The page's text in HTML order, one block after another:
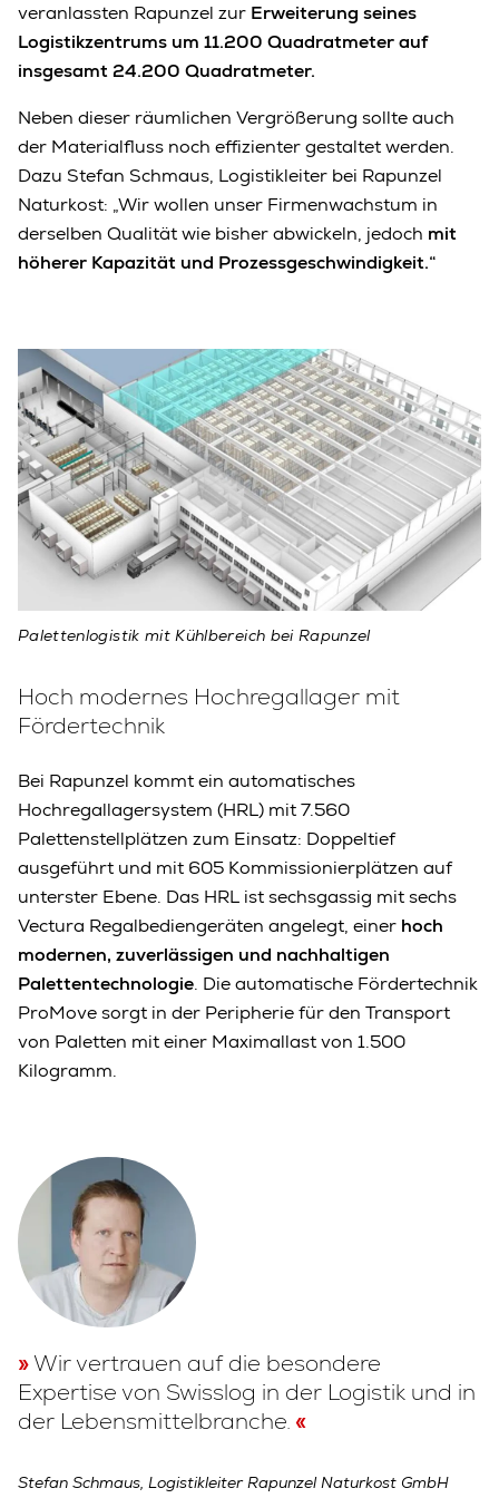
veranlassten Rapunzel zur Erweiterung seines
Logistikzentrums um 11.200 Quadratmeter auf
insgesamt 24.200 Quadratmeter.
Neben dieser räumlichen Vergrößerung sollte auch
der Materialfluss noch effizienter gestaltet werden.
Dazu Stefan Schmaus, Logistikleiter bei Rapunzel
Naturkost: „Wir wollen unser Firmenwachstum in
derselben Qualität wie bisher abwickeln, jedoch mit
höherer Kapazität und Prozessgeschwindigkeit.“
Palettenlogistik mit Kühlbereich bei Rapunzel
Hoch modernes Hochregallager mit
Fördertechnik
Bei Rapunzel kommt ein automatisches
Hochregallagersystem (HRL) mit 7.560
Palettenstellplätzen zum Einsatz: Doppeltief
ausgeführt und mit 605 Kommissionierplätzen auf
unterster Ebene. Das HRL ist sechsgassig mit sechs
Vectura Regalbediengeräten angelegt, einer hoch
modernen, zuverlässigen und nachhaltigen
Palettentechnologie. Die automatische Fördertechnik
ProMove sorgt in der Peripherie für den Transport
von Paletten mit einer Maximallast von 1.500
Kilogramm.
Wir vertrauen auf die besondere
Expertise von Swisslog in der Logistik und in
der Lebensmittelbranche.
Stefan Schmaus, Logistikleiter Rapunzel Naturkost GmbH